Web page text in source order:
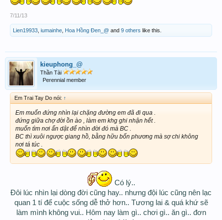
7/11/13
Lien19933 iumainhe Hoa Hồng Đen_@ and 9 others like this.
kieuphong_@
Thần Tài
Perennial member
Em Trai Tay Do nói: ↑
Em muốn đứng nhìn lại chặng đường em đã đi qua .
đứng giữa chợ đời ồn ào , làm em khg ghi nhận hết .
muốn tìm nơi ẩn dật để nhìn đời đó mà BC .
BC thì xuôi ngược giang hồ, bằng hữu bốn phương mà sợ chi không
nơi tá túc .
Có lý..
Đôi lúc nhìn lại dòng đời cũng hay.. nhưng đội lúc cũng nên lạc
quan 1 tí để cuộc sống dễ thở hơn.. Tương lai & quá khứ sẽ
làm mình không vui.. Hôm nay làm gì.. chơi gì.. ăn gì.. đơn